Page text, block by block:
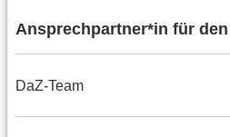
Ansprechpartner*in für
DaZ-Team